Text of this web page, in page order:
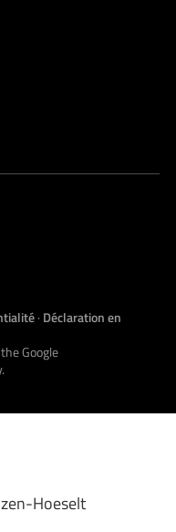
Hoeselt
· Déclaration en
Google